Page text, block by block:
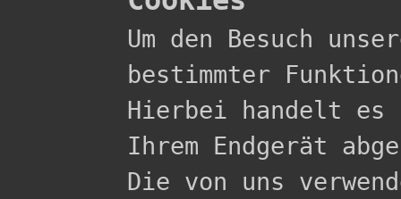
Um den Besuch
bestimmter
Hierbei handelt
Ihrem Endgerät
Die von uns